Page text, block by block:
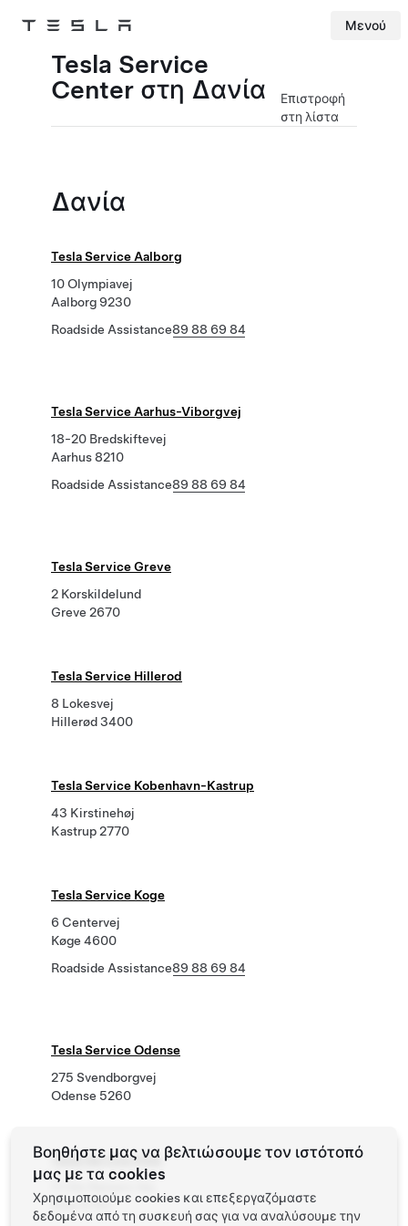
Tesla Μενού
Tesla Service
Center στη Δανία
Επιστροφή
στη λίστα
Δανία
Tesla Service Aalborg
10 Olympiavej
Aalborg 9230
Roadside Assistance89 88 69 84
Tesla Service Aarhus-Viborgvej
18-20 Bredskiftevej
Aarhus 8210
Roadside Assistance89 88 69 84
Tesla Service Greve
2 Korskildelund
Greve 2670
Tesla Service Hillerod
8 Lokesvej
Hillerød 3400
Tesla Service Kobenhavn-Kastrup
43 Kirstinehøj
Kastrup 2770
Tesla Service Koge
6 Centervej
Køge 4600
Roadside Assistance89 88 69 84
Tesla Service Odense
275 Svendborgvej
Odense 5260
Tesla Service Ribe
11 Ole Rømers Vej
Ribe 6760
Βοηθήστε μας να βελτιώσουμε τον ιστότοπό
μας με τα cookies
Χρησιμοποιούμε cookies και επεξεργαζόμαστε
δεδομένα από τη συσκευή σας για να αναλύσουμε την